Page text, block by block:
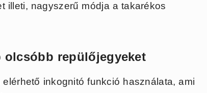
illeti, nagyszerű módja a takarékos
repülőjegyeket
inkognitó funkció használata, ami